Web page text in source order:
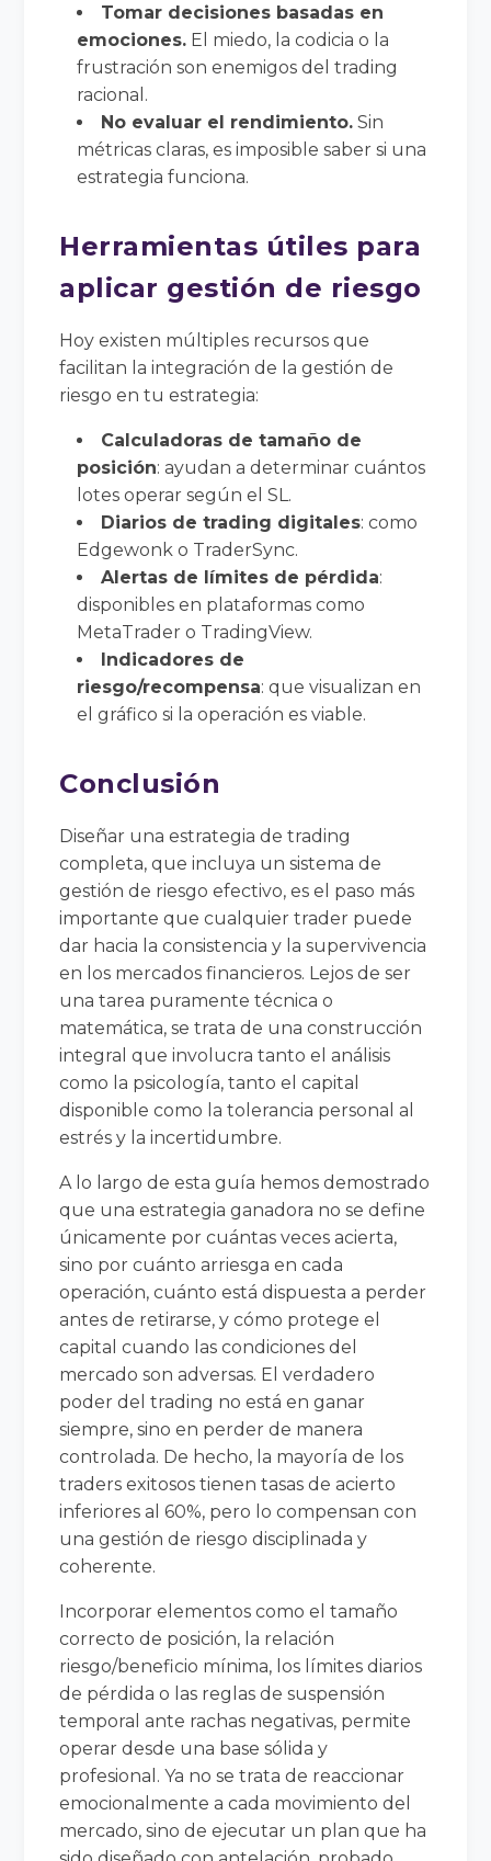
Tomar decisiones basadas en
emociones. El miedo, la codicia o la
frustración son enemigos del trading
racional.
No evaluar el rendimiento. Sin
métricas claras, es imposible saber si una
estrategia funciona.
Herramientas útiles para
aplicar gestión de riesgo
Hoy existen múltiples recursos que
facilitan la integración de la gestión de
riesgo en tu estrategia:
Calculadoras de tamaño de
posición: ayudan a determinar cuántos
lotes operar según el SL.
Diarios de trading digitales: como
Edgewonk o TraderSync.
Alertas de límites de pérdida:
disponibles en plataformas como
MetaTrader o TradingView.
Indicadores de
riesgo/recompensa: que visualizan en
el gráfico si la operación es viable.
Conclusión
Diseñar una estrategia de trading
completa, que incluya un sistema de
gestión de riesgo efectivo, es el paso más
importante que cualquier trader puede
dar hacia la consistencia y la supervivencia
en los mercados financieros. Lejos de ser
una tarea puramente técnica o
matemática, se trata de una construcción
integral que involucra tanto el análisis
como la psicología, tanto el capital
disponible como la tolerancia personal al
estrés y la incertidumbre.
A lo largo de esta guía hemos demostrado
que una estrategia ganadora no se define
únicamente por cuántas veces acierta,
sino por cuánto arriesga en cada
operación, cuánto está dispuesta a perder
antes de retirarse, y cómo protege el
capital cuando las condiciones del
mercado son adversas. El verdadero
poder del trading no está en ganar
siempre, sino en perder de manera
controlada. De hecho, la mayoría de los
traders exitosos tienen tasas de acierto
inferiores al 60%, pero lo compensan con
una gestión de riesgo disciplinada y
coherente.
Incorporar elementos como el tamaño
correcto de posición, la relación
riesgo/beneficio mínima, los límites diarios
de pérdida o las reglas de suspensión
temporal ante rachas negativas, permite
operar desde una base sólida y
profesional. Ya no se trata de reaccionar
emocionalmente a cada movimiento del
mercado, sino de ejecutar un plan que ha